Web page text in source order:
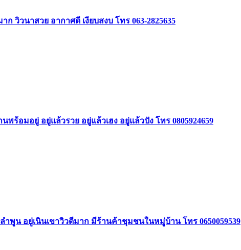
วิวนาสวย อากาศดี เงียบสงบ โทร 063-2825635
ร้อมอยู่ อยู่แล้วรวย อยู่แล้วเฮง อยู่แล้วปัง โทร 0805924659
พูน อยู่เนินเขาวิวดีมาก มีร้านค้าชุมชนในหมู่บ้าน โทร 0650059539